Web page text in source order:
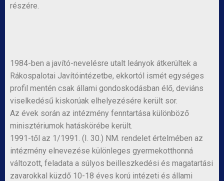
részére.
1984-ben a javító-nevelésre utalt leányok átkerültek a
Rákospalotai Javítóintézetbe, ekkortól ismét egységes
profil mentén csak állami gondoskodásban élő, deviáns
viselkedésű kiskorúak elhelyezésére került sor.
Az évek során az intézmény fenntartása különböző
minisztériumok hatáskörébe került.
1991-től az 1/1991. (I. 30.) NM. rendelet értelmében az
intézmény elnevezése különleges gyermekotthonná
változott, feladata a súlyos beilleszkedési és magatartási
zavarokkal küzdő 10-18 éves korú intézeti és állami